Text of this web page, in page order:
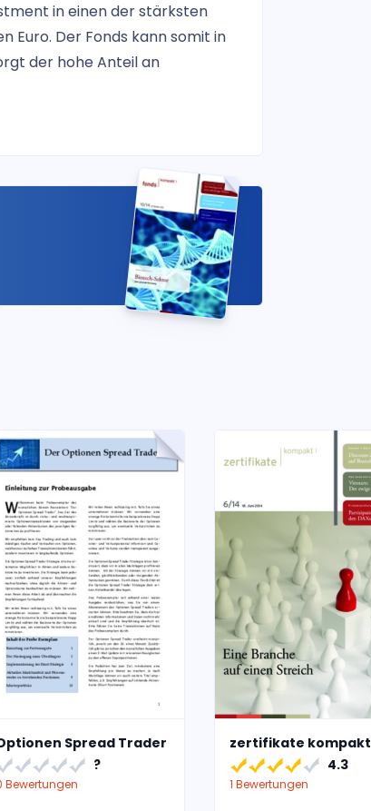
in einen der stärksten
Euro. Der Fonds kann somit in
der hohe Anteil an
Spread Trader
?
Bewertungen
zertifikate kompakt
4.3
1 Bewertungen